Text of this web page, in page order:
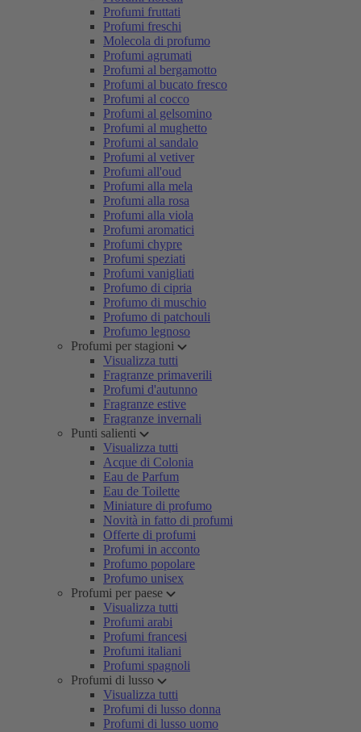
Profumi fruttati
Profumi freschi
Molecola di profumo
Profumi agrumati
Profumi al bergamotto
Profumi al bucato fresco
Profumi al cocco
Profumi al gelsomino
Profumi al mughetto
Profumi al sandalo
Profumi al vetiver
Profumi all'oud
Profumi alla mela
Profumi alla rosa
Profumi alla viola
Profumi aromatici
Profumi chypre
Profumi speziati
Profumi vanigliati
Profumo di cipria
Profumo di muschio
Profumo di patchouli
Profumo legnoso
Profumi per stagioni
Visualizza tutti
Fragranze primaverili
Profumi d'autunno
Fragranze estive
Fragranze invernali
Punti salienti
Visualizza tutti
Acque di Colonia
Eau de Parfum
Eau de Toilette
Miniature di profumo
Novità in fatto di profumi
Offerte di profumi
Profumi in acconto
Profumo popolare
Profumo unisex
Profumi per paese
Visualizza tutti
Profumi arabi
Profumi francesi
Profumi italiani
Profumi spagnoli
Profumi di lusso
Visualizza tutti
Profumi di lusso donna
Profumi di lusso uomo